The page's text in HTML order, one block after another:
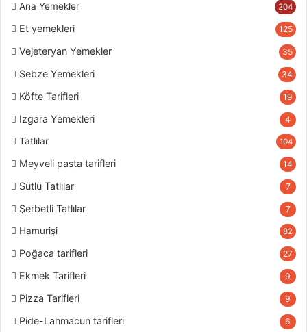
Ana Yemekler 204
Et yemekleri 125
Vejeteryan Yemekler 35
Sebze Yemekleri 34
Köfte Tarifleri 19
Izgara Yemekleri 4
Tatlılar 104
Meyveli pasta tarifleri 14
Sütlü Tatlılar 7
Şerbetli Tatlılar 7
Hamurişi 82
Poğaca tarifleri 27
Ekmek Tarifleri 9
Pizza Tarifleri 9
Pide-Lahmacun tarifleri 6